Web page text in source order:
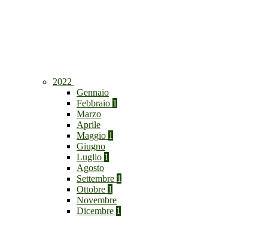
2022
Gennaio
Febbraio 1
Marzo
Aprile
Maggio 1
Giugno
Luglio 1
Agosto
Settembre 1
Ottobre 1
Novembre
Dicembre 1